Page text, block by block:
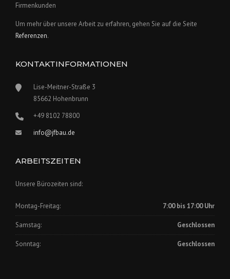
Firmenkunden
Um mehr über unsere Arbeit zu erfahren, gehen Sie auf die Seite
Referenzen.
KONTAKTINFORMATIONEN
Lise-Meitner-Straße 3
85662 Hohenbrunn
+49 8102 78800
info@jfbau.de
ARBEITSZEITEN
Unsere Bürozeiten sind:
Montag-Freitag: 7:00 bis 17:00 Uhr
Samstag: Geschlossen
Sonntag: Geschlossen